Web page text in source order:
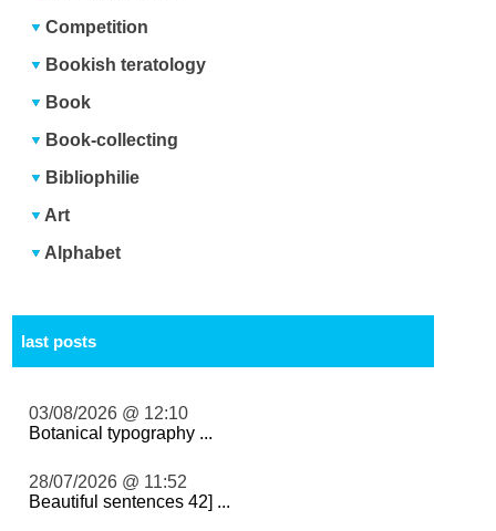
Competition
Bookish teratology
Book
Book-collecting
Bibliophilie
Art
Alphabet
last posts
03/08/2026 @ 12:10
Botanical typography ...
28/07/2026 @ 11:52
Beautiful sentences 42] ...